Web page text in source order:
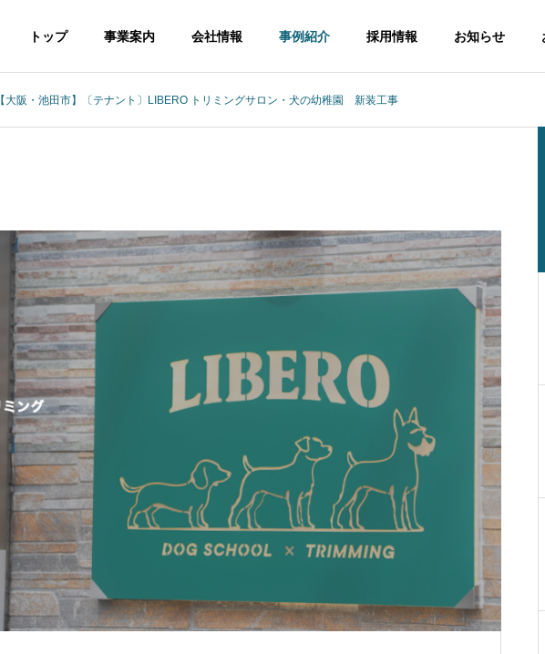
トップ 事業案内 会社情報 事例紹介 採用情報 お知らせ
リニューアル事業
Renewal
業
Consultant
各種調査
Research and
Diagnost
【大阪・池田市】〔テナント〕LIBERO トリミングサロン・犬の幼稚園 新装工事